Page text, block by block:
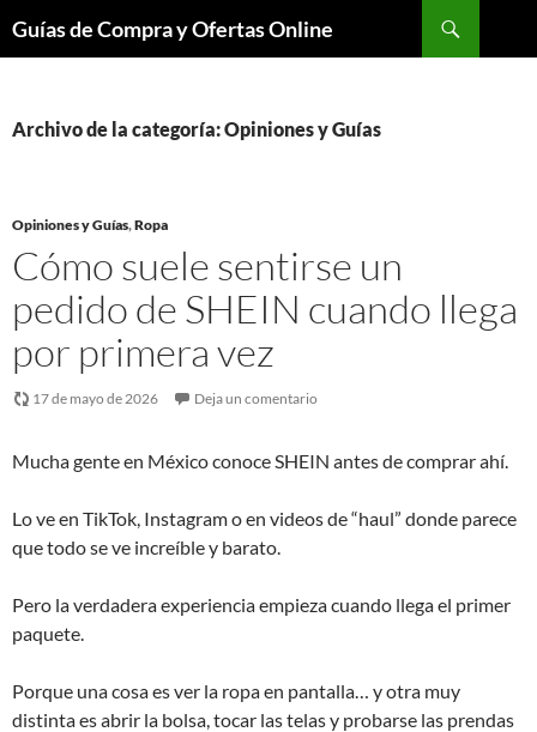
Guías de Compra y Ofertas Online
Archivo de la categoría: Opiniones y Guías
Opiniones y Guías,Ropa
Cómo suele sentirse un
pedido de SHEIN cuando llega
por primera vez
17 de mayo de 2026 Deja un comentario
Mucha gente en México conoce SHEIN antes de comprar ahí.
Lo ve en TikTok, Instagram o en videos de “haul” donde parece
que todo se ve increíble y barato.
Pero la verdadera experiencia empieza cuando llega el primer
paquete.
Porque una cosa es ver la ropa en pantalla… y otra muy
distinta es abrir la bolsa, tocar las telas y probarse las prendas